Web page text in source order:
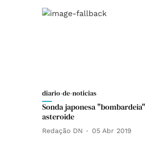
diario-de-noticias
Sonda japonesa "bombardeia"
asteroide
Redação DN 05 Abr 2019